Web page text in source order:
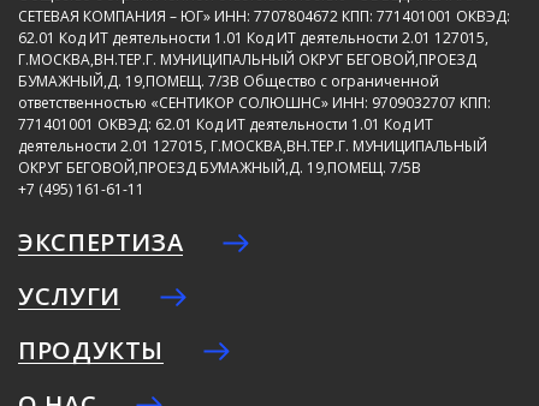
СЕТЕВАЯ КОМПАНИЯ – ЮГ» ИНН: 7707804672 КПП: 771401001 ОКВЭД:
62.01 Код ИТ деятельности 1.01 Код ИТ деятельности 2.01 127015,
Г.МОСКВА,ВН.ТЕР.Г. МУНИЦИПАЛЬНЫЙ ОКРУГ БЕГОВОЙ,ПРОЕЗД
БУМАЖНЫЙ,Д. 19,ПОМЕЩ. 7/3В Общество с ограниченной
ответственностью «СЕНТИКОР СОЛЮШНС» ИНН: 9709032707 КПП:
771401001 ОКВЭД: 62.01 Код ИТ деятельности 1.01 Код ИТ
деятельности 2.01 127015, Г.МОСКВА,ВН.ТЕР.Г. МУНИЦИПАЛЬНЫЙ
ОКРУГ БЕГОВОЙ,ПРОЕЗД БУМАЖНЫЙ,Д. 19,ПОМЕЩ. 7/5В
+7 (495) 161-61-11
ЭКСПЕРТИЗА
УСЛУГИ
ПРОДУКТЫ